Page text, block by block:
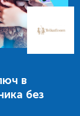
в
без